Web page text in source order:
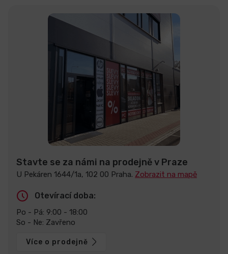
Stavte se za námi na prodejně v Praze
U Pekáren 1644/1a, 102 00 Praha. Zobrazit na mapě
Otevírací doba:
Po - Pá: 9:00 - 18:00
So - Ne: Zavřeno
Více o prodejně